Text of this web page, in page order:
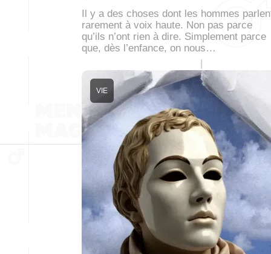
Il y a des choses dont les hommes
rarement à voix haute. Non pas parce
qu’ils n’ont rien à dire. Simplement parce
que, dès l’enfance, on nous…
VIE